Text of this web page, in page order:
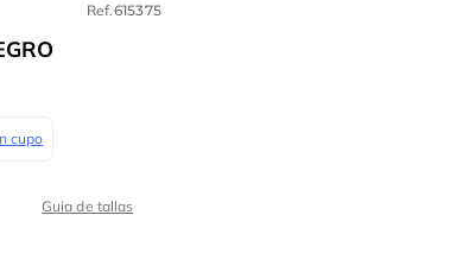
Ref.615375
Guia de tallas